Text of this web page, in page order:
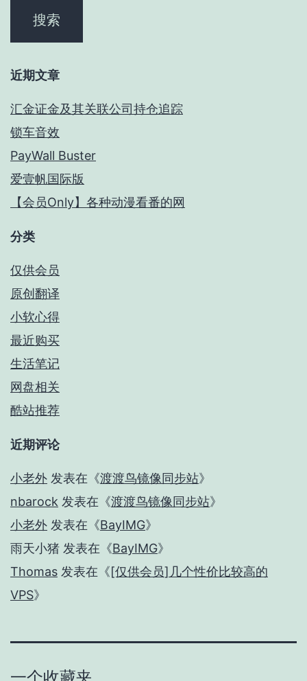
近期文章
汇金证金及其关联公司持仓追踪
锁车音效
PayWall Buster
爱壹帆国际版
【会员Only】各种动漫看番的网
分类
仅供会员
原创翻译
小软心得
最近购买
生活笔记
网盘相关
酷站推荐
近期评论
小老外 发表在《渡渡鸟镜像同步站》
nbarock 发表在《渡渡鸟镜像同步站》
小老外 发表在《BayIMG》
雨天小猪 发表在《BayIMG》
Thomas 发表在《[仅供会员]几个性价比较高的
VPS》